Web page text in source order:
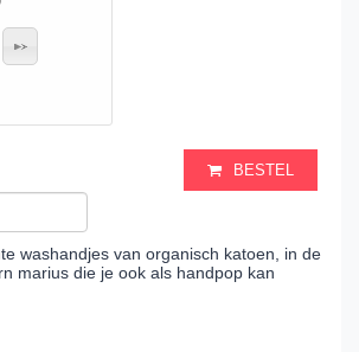
BESTEL
washandjes van organisch katoen, in de
marius die je ook als handpop kan